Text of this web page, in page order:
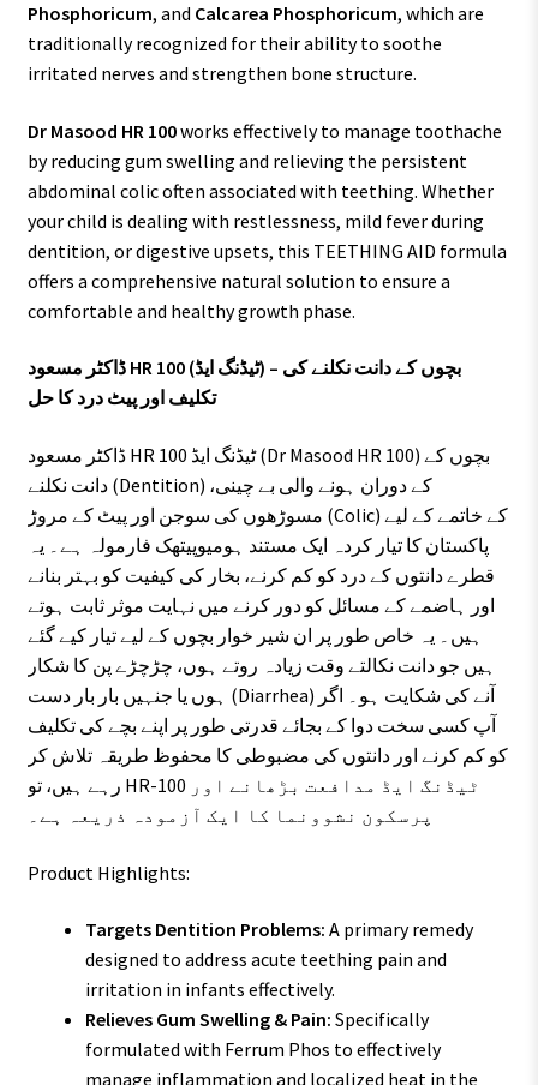
Phosphoricum, and Calcarea Phosphoricum, which are
traditionally recognized for their ability to soothe
irritated nerves and strengthen bone structure.
Dr Masood HR 100works effectively to manage toothache
by reducing gum swelling and relieving the persistent
abdominal colic often associated with teething. Whether
your child is dealing with restlessness, mild fever during
dentition, or digestive upsets, this TEETHING AID formula
offers a comprehensive natural solution to ensure a
comfortable and healthy growth phase.
ڈاکٹر مسعود HR 100 (ٹیڈنگ ایڈ) – بچوں کے دانت نکلنے کی
تکلیف اور پیٹ درد کا حل
ڈاکٹر مسعود HR 100 ٹیڈنگ ایڈ (Dr Masood HR 100) بچوں کے
دانت نکلنے (Dentition) کے دوران ہونے والی بے چینی،
مسوڑھوں کی سوجن اور پیٹ کے مروڑ (Colic) کے خاتمے کے لیے
پاکستان کا تیار کردہ ایک مستند ہومیوپیتھک فارمولہ ہے۔ یہ
قطرے دانتوں کے درد کو کم کرنے، بخار کی کیفیت کو بہتر بنانے
اور ہاضمے کے مسائل کو دور کرنے میں نہایت موثر ثابت ہوتے
ہیں۔ یہ خاص طور پر ان شیر خوار بچوں کے لیے تیار کیے گئے
ہیں جو دانت نکالتے وقت زیادہ روتے ہوں، چڑچڑے پن کا شکار
ہوں یا جنہیں بار بار دست (Diarrhea) آنے کی شکایت ہو۔ اگر
آپ کسی سخت دوا کے بجائے قدرتی طور پر اپنے بچے کی تکلیف
کو کم کرنے اور دانتوں کی مضبوطی کا محفوظ طریقہ تلاش کر
رہے ہیں، تو HR-100 ٹیڈنگ ایڈ مدافعت بڑھانے اور
پرسکون نشوونما کا ایک آزمودہ ذریعہ ہے۔
Product Highlights:
Targets Dentition Problems: A primary remedy
designed to address acute teething pain and
irritation in infants effectively.
Relieves Gum Swelling & Pain: Specifically
formulated with Ferrum Phos to effectively
manage inflammation and localized heat in the